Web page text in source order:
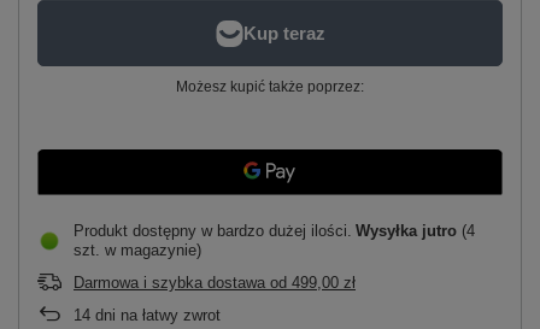
Możesz kupić także poprzez:
Produkt dostępny w bardzo dużej ilości Wysyłka jutro (4
szt. w magazynie)
Darmowa i szybka dostawa od 499,00 zł
14 dni na łatwy zwrot